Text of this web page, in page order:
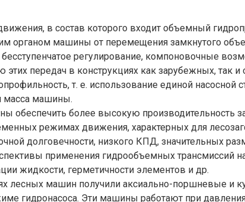
в состав которого входит объемный
органом машины от перемещения замкнутого
регулирование, компоновочные
этих передач в конструкциях как зарубежных, так
т. е. использование единой насосной
масса машины.
более высокую производительность
режимах движения, характерных для
долговечности, низкого КПД, значительных
применения гидрообъемных трансмиссий
жидкости, герметичности элементов и др.
лесных машин получили аксиально-поршневые
гидронасоса. Эти машины работают при